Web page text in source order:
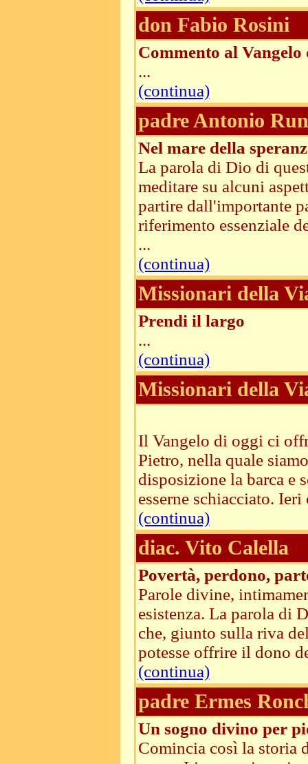
don Fabio Rosini
Commento al
...
(continua)
padre Antonio
Nel mare della
La parola di Dio di
meditare su alcuni
partire dall'importante
riferimento essenziale
...
(continua)
Missionari della
Prendi il largo
...
(continua)
Missionari della
Il Vangelo di oggi ci
Pietro, nella quale
disposizione la barca e
esserne schiacciato.
(continua)
diac. Vito Calella
Povertà, perdono,
Parole divine,
esistenza. La parola di
che, giunto sulla riva
potesse offrire il dono
(continua)
padre Ermes
Un sogno divino per
Comincia così la storia